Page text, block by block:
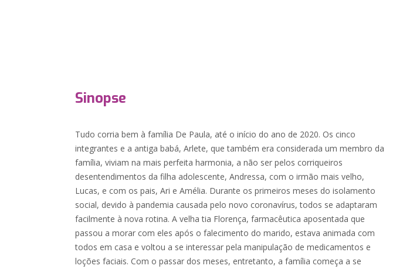
Sinopse
Tudo corria bem à família De Paula, até o início do ano de 2020. Os cinco
integrantes e a antiga babá, Arlete, que também era considerada um membro da
família, viviam na mais perfeita harmonia, a não ser pelos corriqueiros
desentendimentos da filha adolescente, Andressa, com o irmão mais velho,
Lucas, e com os pais, Ari e Amélia. Durante os primeiros meses do isolamento
social, devido à pandemia causada pelo novo coronavírus, todos se adaptaram
facilmente à nova rotina. A velha tia Florença, farmacêutica aposentada que
passou a morar com eles após o falecimento do marido, estava animada com
todos em casa e voltou a se interessar pela manipulação de medicamentos e
loções faciais. Com o passar dos meses, entretanto, a família começa a se